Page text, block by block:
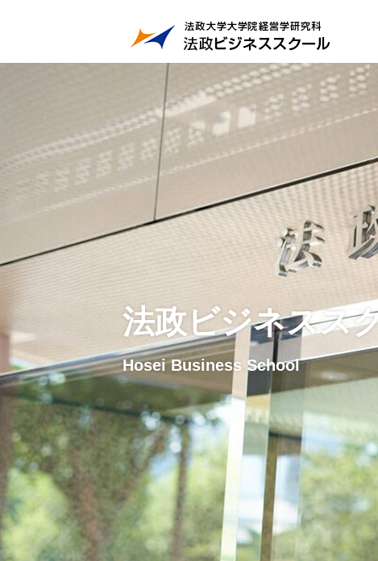
法政ビジネスス
Hosei Business School